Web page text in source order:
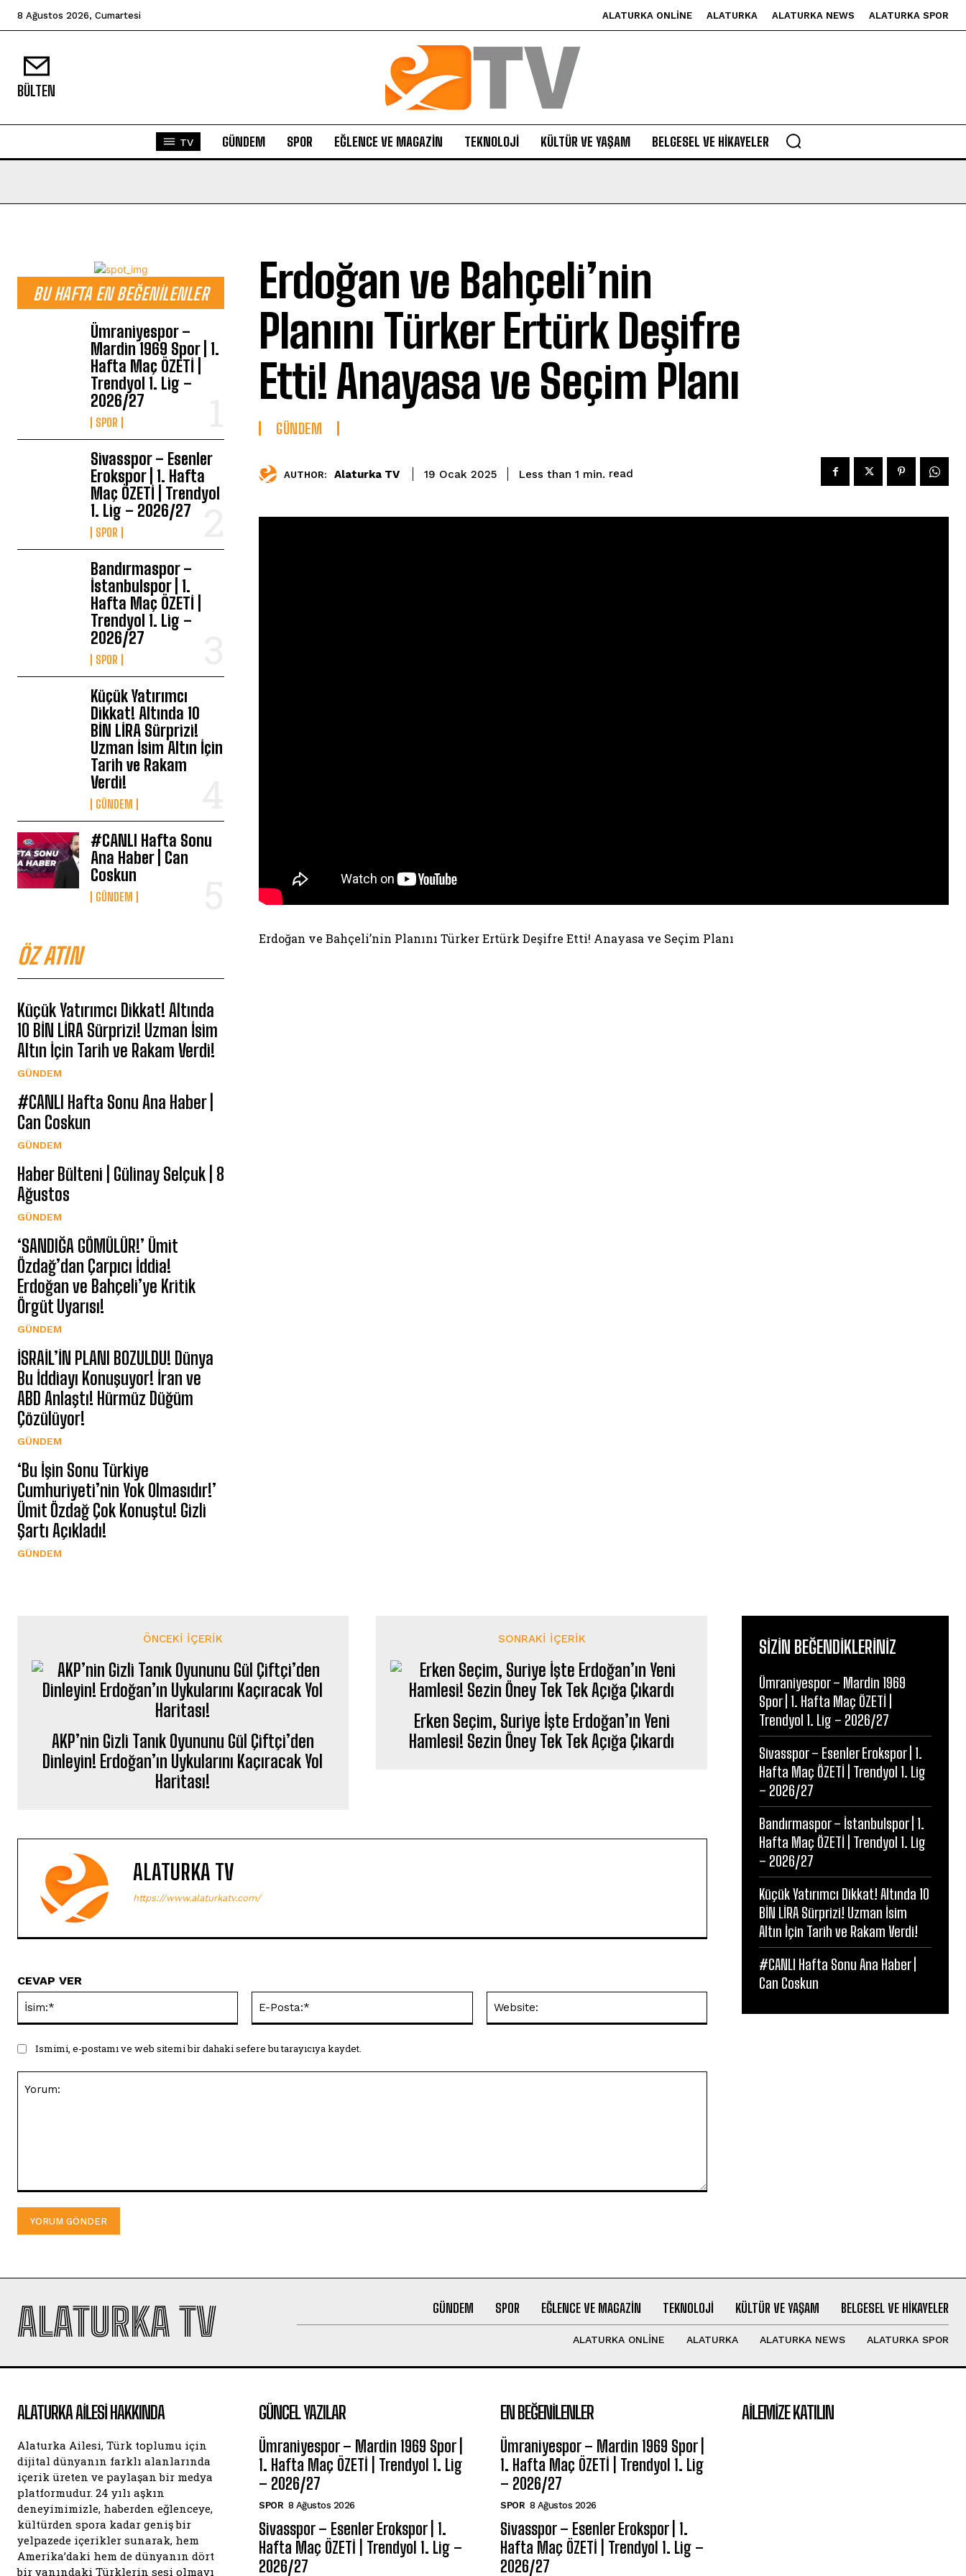
8 Ağustos 2026, Cumartesi ALATURKA ONLINE ALATURKA ALATURKA NEWS ALATURKA SPOR
BÜLTEN
TV GÜNDEM SPOR EĞLENCE VE MAGAZIN TEKNOLOJI KÜLTÜR VE YAŞAM BELGESEL VE HIKAYELER
BU HAFTA EN BEĞENILENLER
Ümraniyespor –
Mardin 1969 Spor | 1.
Hafta Maç ÖZETİ |
Trendyol 1. Lig –
2026/27
SPOR
Sivasspor – Esenler
Erokspor | 1. Hafta
Maç ÖZETİ | Trendyol
1. Lig – 2026/27
SPOR
Bandırmaspor –
İstanbulspor | 1.
Hafta Maç ÖZETİ |
Trendyol 1. Lig –
2026/27
SPOR
Küçük Yatırımcı
Dikkat! Altında 10
BİN LİRA Sürprizi!
Uzman İsim Altın İçin
Tarih ve Rakam
Verdi!
GÜNDEM
#CANLI Hafta Sonu
Ana Haber | Can
Coskun
GÜNDEM
ÖZ ATIN
Küçük Yatırımcı Dikkat! Altında
10 BİN LİRA Sürprizi! Uzman İsim
Altın İçin Tarih ve Rakam Verdi!
GÜNDEM
#CANLI Hafta Sonu Ana Haber |
Can Coskun
GÜNDEM
Haber Bülteni | Gülinay Selçuk | 8
Ağustos
GÜNDEM
‘SANDIĞA GÖMÜLÜR!’ Ümit
Özdağ’dan Çarpıcı İddia!
Erdoğan ve Bahçeli’ye Kritik
Örgüt Uyarısı!
GÜNDEM
İSRAİL’İN PLANI BOZULDU! Dünya
Bu İddiayı Konuşuyor! İran ve
ABD Anlaştı! Hürmüz Düğüm
Çözülüyor!
GÜNDEM
‘Bu İşin Sonu Türkiye
Cumhuriyeti’nin Yok Olmasıdır!’
Ümit Özdağ Çok Konuştu! Gizli
Şartı Açıkladı!
GÜNDEM
Erdoğan ve Bahçeli’nin
Planını Türker Ertürk Deşifre
Etti! Anayasa ve Seçim Planı
GÜNDEM
AUTHOR: Alaturka TV 19 Ocak 2025 Less than 1 min. read
Erdoğan ve Bahçeli’nin Planını Türker Ertürk Deşifre Etti! Anayasa ve Seçim Planı
ÖNCEKI İÇERIK
AKP’nin Gizli Tanık Oyununu Gül Çiftçi’den
Dinleyin! Erdoğan’ın Uykularını Kaçıracak Yol
Haritası!
SONRAKI İÇERIK
Erken Seçim, Suriye İşte Erdoğan’ın Yeni
Hamlesi! Sezin Öney Tek Tek Açığa Çıkardı
ALATURKA TV
https://www.alaturkatv.com/
CEVAP VER
Posta:*
Ismimi, e-postamı ve web sitemi bir dahaki sefere bu tarayıcıya kaydet.
SIZIN BEĞENDIKLERINIZ
Ümraniyespor – Mardin 1969
Spor | 1. Hafta Maç ÖZETİ |
Trendyol 1. Lig – 2026/27
Sivasspor – Esenler Erokspor | 1.
Hafta Maç ÖZETİ | Trendyol 1. Lig
– 2026/27
Bandırmaspor – İstanbulspor | 1.
Hafta Maç ÖZETİ | Trendyol 1. Lig
– 2026/27
Küçük Yatırımcı Dikkat! Altında 10
BİN LİRA Sürprizi! Uzman İsim
Altın İçin Tarih ve Rakam Verdi!
#CANLI Hafta Sonu Ana Haber |
Can Coskun
ALATURKA TV GÜNDEM SPOR EĞLENCE VE MAGAZIN TEKNOLOJI KÜLTÜR VE YAŞAM BELGESEL VE HIKAYELER
ALATURKA ONLINE ALATURKA ALATURKA NEWS ALATURKA SPOR
ALATURKA AILESI HAKKINDA
Alaturka Ailesi, Türk toplumu için
dijital dünyanın farklı alanlarında
içerik üreten ve paylaşan bir medya
platformudur. 24 yılı aşkın
deneyimimizle, haberden eğlenceye,
kültürden spora kadar geniş bir
yelpazede içerikler sunarak, hem
Amerika’daki hem de dünyanın dört
bir yanındaki Türklerin sesi olmayı
GÜNCEL YAZILAR
Ümraniyespor – Mardin 1969 Spor |
1. Hafta Maç ÖZETİ | Trendyol 1. Lig
– 2026/27
SPOR 8 Ağustos 2026
Sivasspor – Esenler Erokspor | 1.
Hafta Maç ÖZETİ | Trendyol 1. Lig –
2026/27
EN BEĞENILENLER
Ümraniyespor – Mardin 1969 Spor |
1. Hafta Maç ÖZETİ | Trendyol 1. Lig
– 2026/27
SPOR 8 Ağustos 2026
Sivasspor – Esenler Erokspor | 1.
Hafta Maç ÖZETİ | Trendyol 1. Lig –
2026/27
AILEMIZE KATILIN